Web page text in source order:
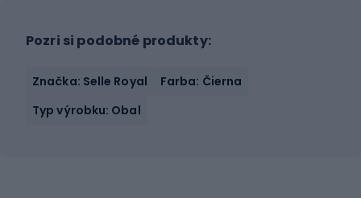
Pozri si podobné produkty:
Značka: Selle Royal
Farba: Čierna
Typ výrobku: Obal